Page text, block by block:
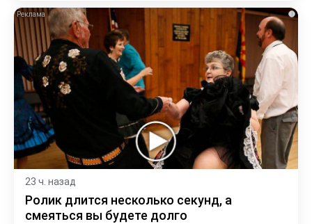
i
23 ч. назад
Ролик длится несколько секунд, а
смеяться вы будете долго